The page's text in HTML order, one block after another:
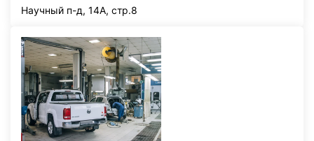
Научный п-д, 14А, стр.8